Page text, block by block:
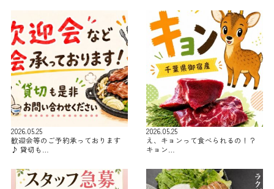
2026.05.25
歓迎会等のご予約承っております
♪ 貸切も…
2026.05.25
え、キョンって食べられるの！？
キョン…